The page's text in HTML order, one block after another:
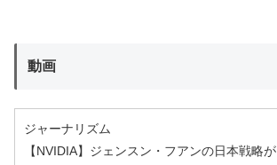
動画
ジャーナリズム
【NVIDIA】ジェンスン・フアンの日本戦略が